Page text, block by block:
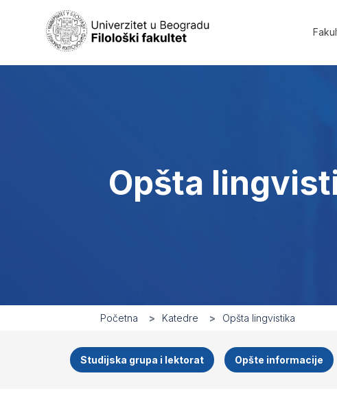
Opšta
Početna Katedre Opšta lingvistika
Studijska grupa i lektorat Opšte informacije